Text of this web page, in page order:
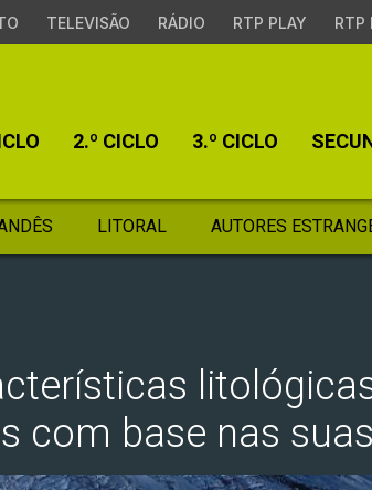
TELEVISÃO RÁDIO RTP PLAY RTP
2.º CICLO 3.º CICLO
LITORAL AUTORES
com base nas